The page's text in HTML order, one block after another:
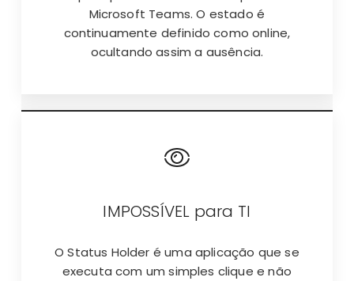
Microsoft Teams. O estado é
continuamente definido como online,
ocultando assim a ausência.
IMPOSSÍVEL para TI
O Status Holder é uma aplicação que se
executa com um simples clique e não